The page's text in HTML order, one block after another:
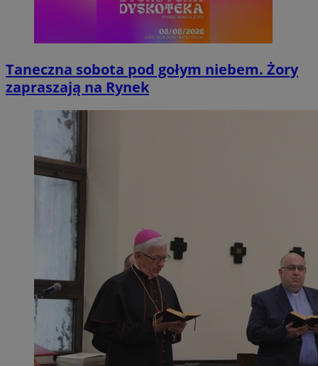
Taneczna sobota pod gołym niebem. Żory
zapraszają na Rynek